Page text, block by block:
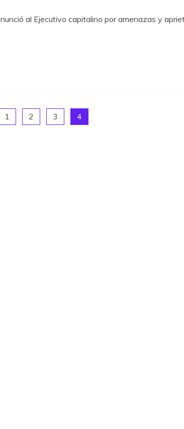
al Ejecutivo capitalino por amenazas y
1 2 3 4